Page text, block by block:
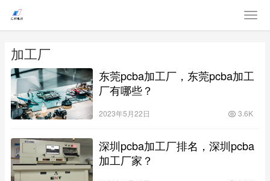
加工厂
东莞pcba加工厂，东莞pcba加工
厂有哪些？
2023年5月22日 3.6K
深圳pcba加工厂排名，深圳pcba
加工厂家？